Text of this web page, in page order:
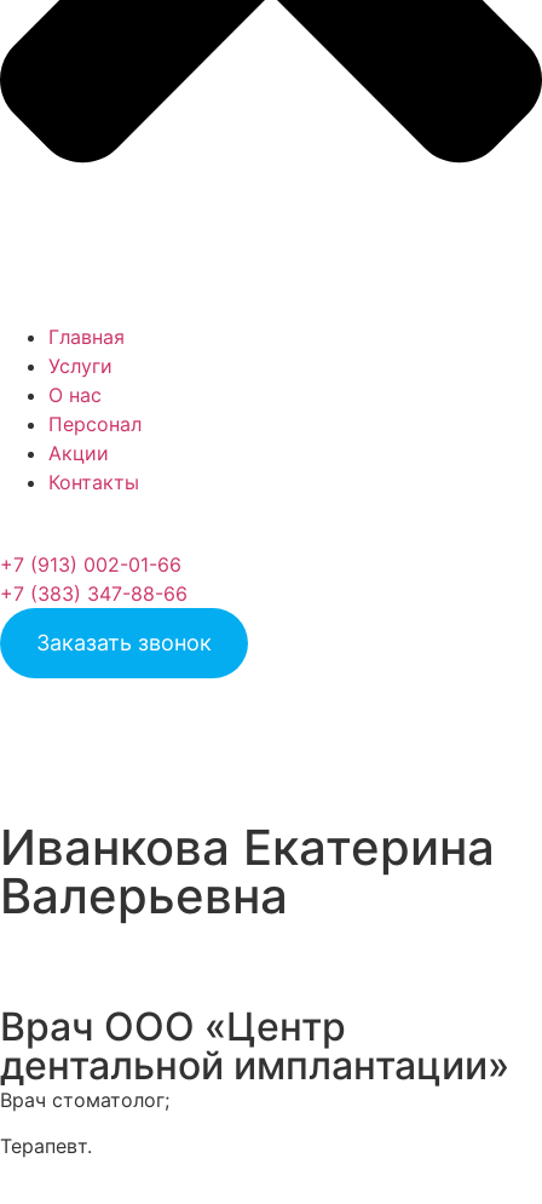
Главная
Услуги
О нас
Персонал
Акции
Контакты
+7 (913) 002-01-66
+7 (383) 347-88-66
Заказать звонок
Иванкова Екатерина
Валерьевна
Врач ООО «Центр
дентальной имплантации»
Врач стоматолог;
Терапевт.